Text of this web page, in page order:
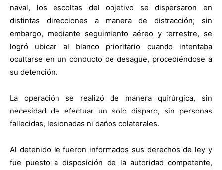
naval, los escoltas del objetivo se dispersaron en
distintas direcciones a manera de distracción; sin
embargo, mediante seguimiento aéreo y terrestre, se
logró ubicar al blanco prioritario cuando intentaba
ocultarse en un conducto de desagüe, procediéndose a
su detención.
La operación se realizó de manera quirúrgica, sin
necesidad de efectuar un solo disparo, sin personas
fallecidas, lesionadas ni daños colaterales.
Al detenido le fueron informados sus derechos de ley y
fue puesto a disposición de la autoridad competente,